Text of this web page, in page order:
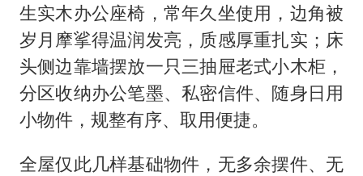
生实木办公座椅，常年久坐使用，边角被
岁月摩挲得温润发亮，质感厚重扎实；床
头侧边靠墙摆放一只三抽屉老式小木柜，
分区收纳办公笔墨、私密信件、随身日用
小物件，规整有序、取用便捷。
全屋仅此几样基础物件，无多余摆件、无